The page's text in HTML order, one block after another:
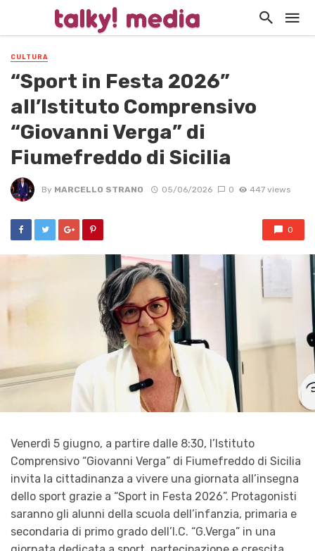
CULTURA
“Sport in Festa 2026”
all’Istituto Comprensivo
“Giovanni Verga” di
Fiumefreddo di Sicilia
By MARCELLO STRANO 05/06/2026 0 447 views
0
Venerdì 5 giugno, a partire dalle 8:30, l’Istituto
Comprensivo “Giovanni Verga” di Fiumefreddo di Sicilia
invita la cittadinanza a vivere una giornata all’insegna
dello sport grazie a “Sport in Festa 2026”. Protagonisti
saranno gli alunni della scuola dell’infanzia, primaria e
secondaria di primo grado dell’I.C. “G.Verga” in una